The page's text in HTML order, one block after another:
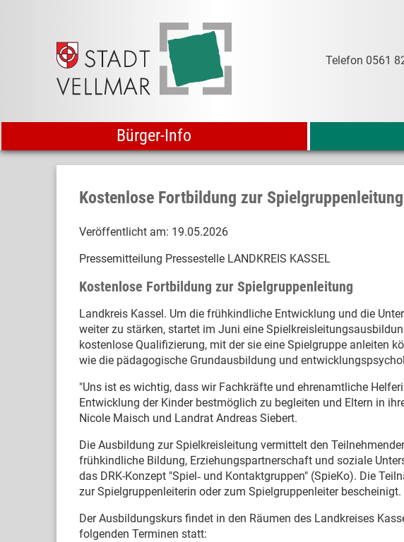
Telefon 0561
Bürger-Info
Kostenlose Fortbildung zur Spielgruppenleitung
Veröffentlicht am: 19.05.2026
Pressemitteilung Pressestelle LANDKREIS KASSEL
Kostenlose Fortbildung zur Spielgruppenleitung
Landkreis Kassel. Um die frühkindliche Entwicklung und die
weiter zu stärken, startet im Juni eine
kostenlose Qualifizierung, mit der sie eine Spielgruppe anleiten
wie die pädagogische Grundausbildung und
"Uns ist es wichtig, dass wir Fachkräfte und ehrenamtliche
Entwicklung der Kinder bestmöglich zu begleiten und Eltern in
Nicole Maisch und Landrat Andreas Siebert.
Die Ausbildung zur Spielkreisleitung vermittelt den
frühkindliche Bildung, Erziehungspartnerschaft und soziale
das DRK-Konzept "Spiel‐ und Kontaktgruppen" (SpieKo). Die
zur Spielgruppenleiterin oder zum Spielgruppenleiter
Der Ausbildungskurs findet in den Räumen des Landkreises
folgenden Terminen statt: